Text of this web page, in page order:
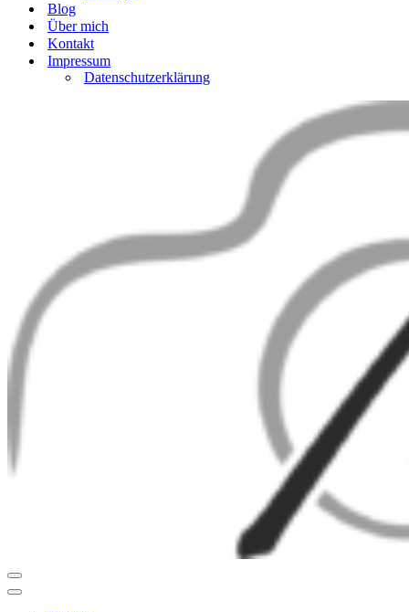
Blog
Über mich
Kontakt
Impressum
Datenschutzerklärung
Navigationsmenü
Navigationsmenü